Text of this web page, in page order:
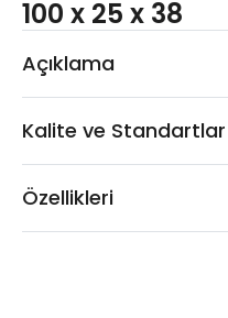
100 x 25 x 38
Açıklama
Kalite ve Standartlar
Özellikleri